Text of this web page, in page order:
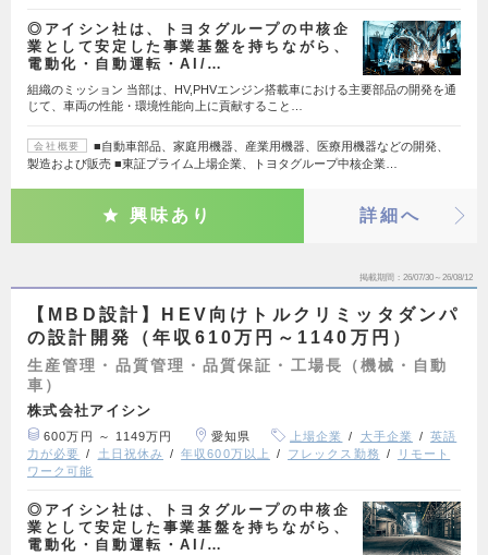
◎アイシン社は、トヨタグループの中核企
業として安定した事業基盤を持ちながら、
電動化・自動運転・AI/…
組織のミッション 当部は、HV,PHVエンジン搭載車における主要部品の開発を通
じて、車両の性能・環境性能向上に貢献すること…
会社概要
■自動車部品、家庭用機器、産業用機器、医療用機器などの開発、
製造および販売 ■東証プライム上場企業、トヨタグループ中核企業…
興味あり 詳細へ
掲載期間 26/07/30～26/08/12
【MBD設計】HEV向けトルクリミッタダンパ
の設計開発（年収610万円～1140万円）
生産管理・品質管理・品質保証・工場長（機械・自動
車）
株式会社アイシン
600万円 ～ 1149万円 愛知県 上場企業 大手企業
英語
力が必要
土日祝休み 年収600万以上 フレックス勤務
リモート
ワーク可能
◎アイシン社は、トヨタグループの中核企
業として安定した事業基盤を持ちながら、
電動化・自動運転・AI/…